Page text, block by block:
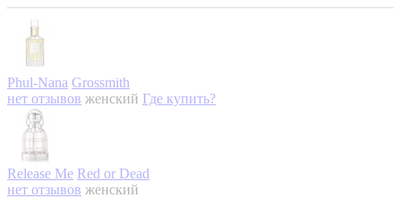
Phul-Nana Grossmith
нет отзывов женский Где купить?
Release Me Red or Dead
нет отзывов женский